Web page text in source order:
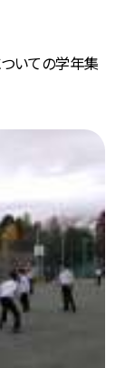
いての学年集